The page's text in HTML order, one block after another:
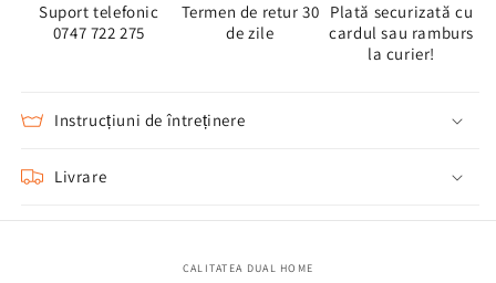
Suport telefonic
0747 722 275
Termen de retur 30
de zile
Plată securizată cu
cardul sau ramburs
la curier!
Instrucțiuni de întreținere
Livrare
CALITATEA DUAL HOME